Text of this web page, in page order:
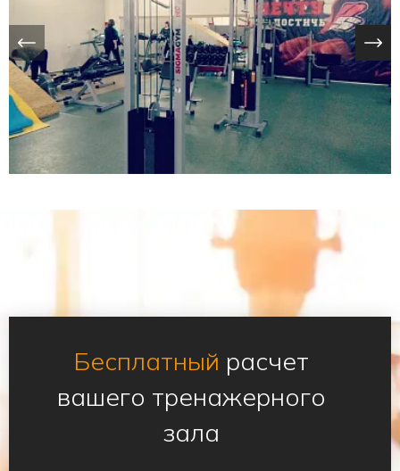
Бесплатный расчет
вашего тренажерного
зала